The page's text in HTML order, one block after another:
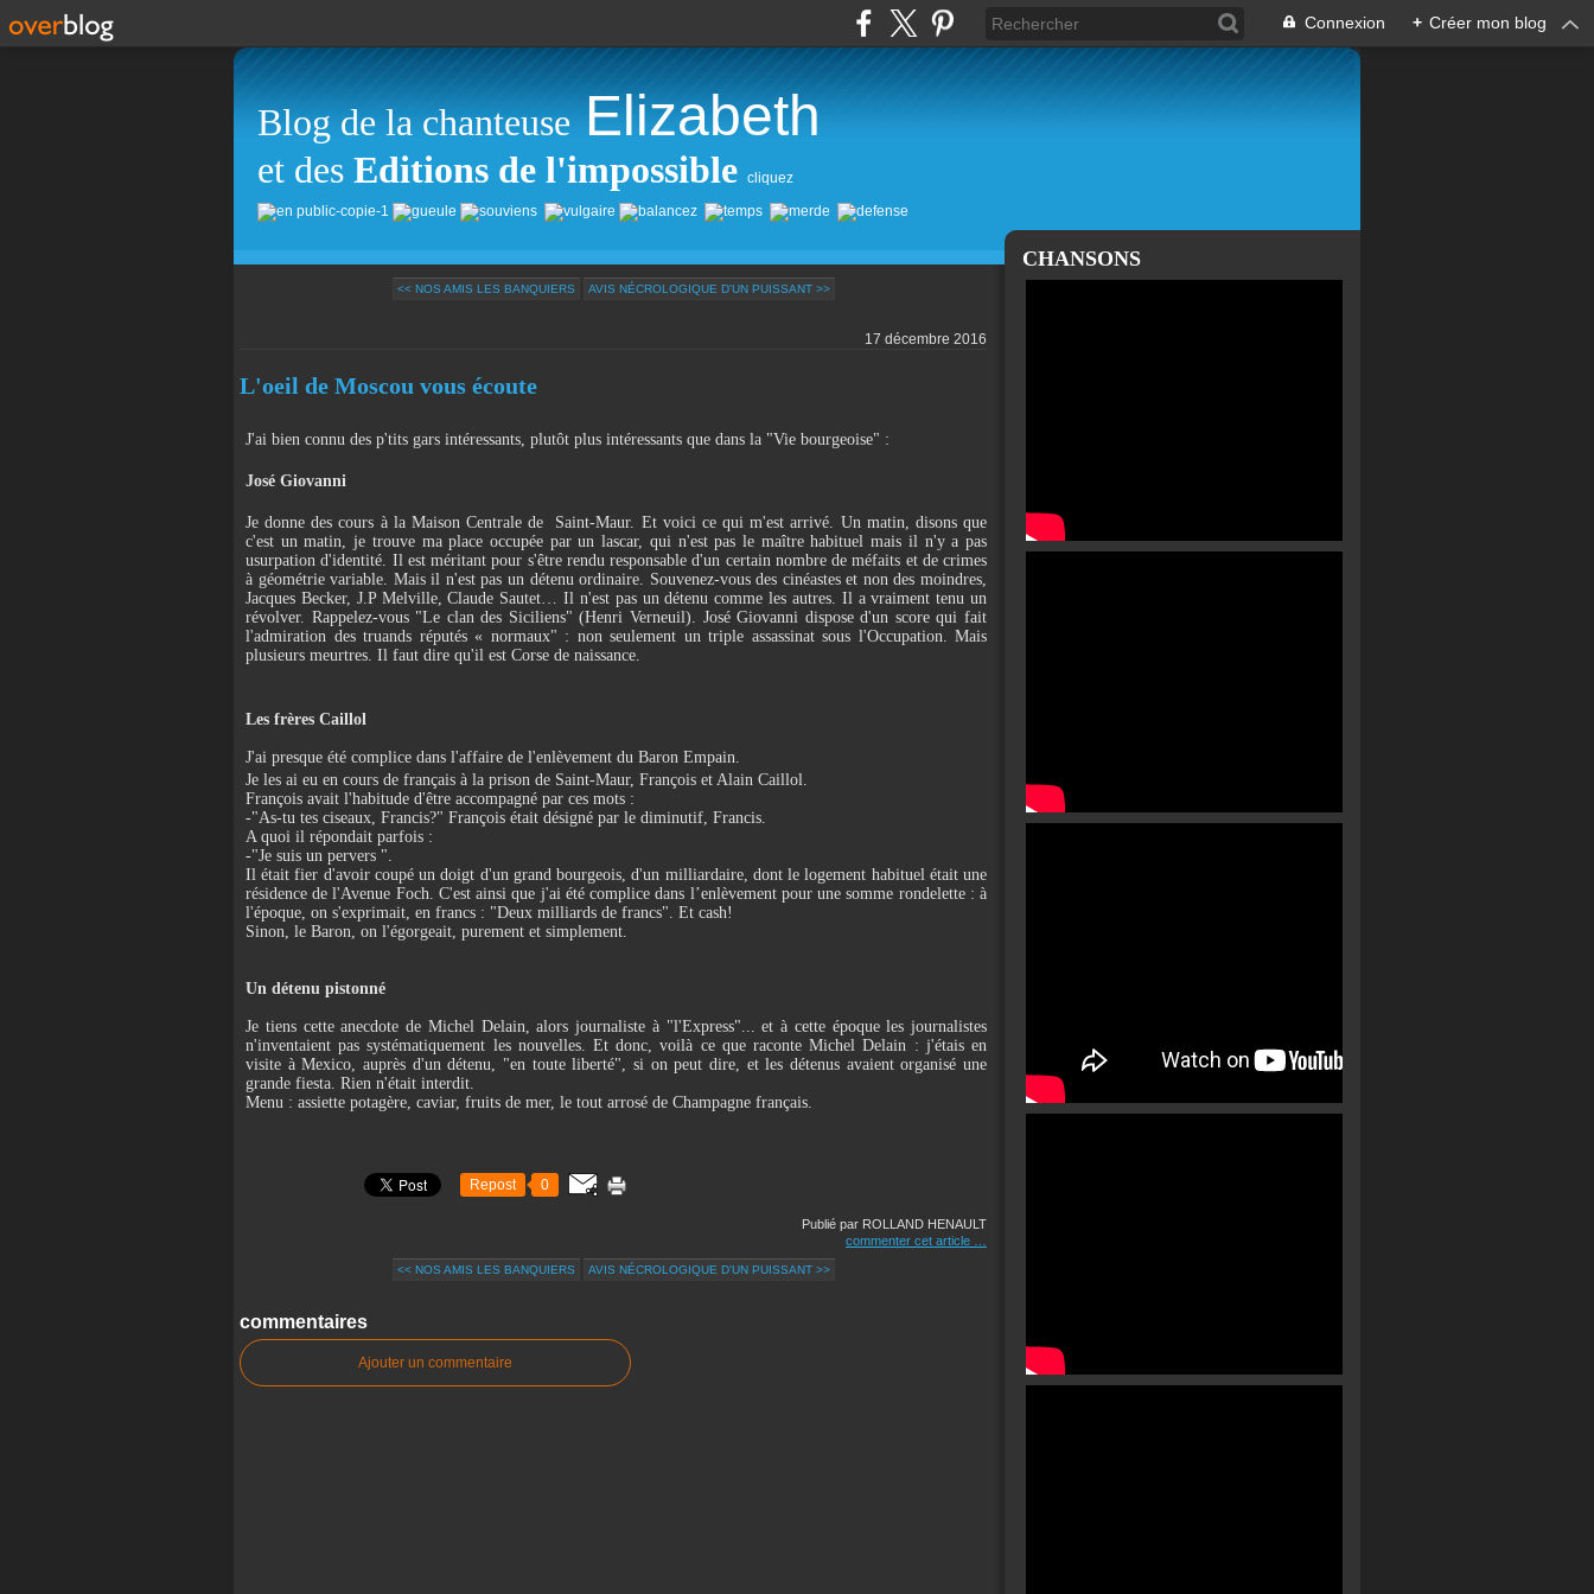
Connexion + Créer mon blog
Blog de la chanteuse Elizabeth
et des Editions de l'impossible cliquez
<< NOS AMIS LES BANQUIERS AVIS NÉCROLOGIQUE D'UN PUISSANT >>
17 décembre 2016
L'oeil de Moscou vous écoute
J'ai bien connu des p'tits gars intéressants, plutôt plus intéressants que dans la "Vie bourgeoise" :
José Giovanni
Je donne des cours à la Maison Centrale de Saint-Maur. Et voici ce qui m'est arrivé. Un matin, disons que
c'est un matin, je trouve ma place occupée par un lascar, qui n'est pas le maître habituel mais il n'y a pas
usurpation d'identité. Il est méritant pour s'être rendu responsable d'un certain nombre de méfaits et de crimes
à géométrie variable. Mais il n'est pas un détenu ordinaire. Souvenez-vous des cinéastes et non des moindres,
Jacques Becker, J.P Melville, Claude Sautet… Il n'est pas un détenu comme les autres. Il a vraiment tenu un
révolver. Rappelez-vous "Le clan des Siciliens" (Henri Verneuil). José Giovanni dispose d'un score qui fait
l'admiration des truands réputés « normaux" : non seulement un triple assassinat sous l'Occupation. Mais
plusieurs meurtres. Il faut dire qu'il est Corse de naissance.
Les frères Caillol
J'ai presque été complice dans l'affaire de l'enlèvement du Baron Empain.
Je les ai eu en cours de français à la prison de Saint-Maur, François et Alain Caillol.
François avait l'habitude d'être accompagné par ces mots :
-"As-tu tes ciseaux, Francis?" François était désigné par le diminutif, Francis.
A quoi il répondait parfois :
-"Je suis un pervers ".
Il était fier d'avoir coupé un doigt d'un grand bourgeois, d'un milliardaire, dont le logement habituel était une
résidence de l'Avenue Foch. C'est ainsi que j'ai été complice dans l’enlèvement pour une somme rondelette : à
l'époque, on s'exprimait, en francs : "Deux milliards de francs". Et cash!
Sinon, le Baron, on l'égorgeait, purement et simplement.
Un détenu pistonné
Je tiens cette anecdote de Michel Delain, alors journaliste à "l'Express"... et à cette époque les journalistes
n'inventaient pas systématiquement les nouvelles. Et donc, voilà ce que raconte Michel Delain : j'étais en
visite à Mexico, auprès d'un détenu, "en toute liberté", si on peut dire, et les détenus avaient organisé une
grande fiesta. Rien n'était interdit.
Menu : assiette potagère, caviar, fruits de mer, le tout arrosé de Champagne français.
Repost 0
Publié par ROLLAND HENAULT
commenter cet article
<< NOS AMIS LES BANQUIERS AVIS NÉCROLOGIQUE D'UN PUISSANT >>
commentaires
Ajouter un commentaire
CHANSONS